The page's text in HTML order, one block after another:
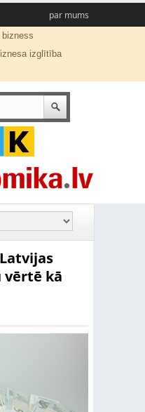
par mums
bizness
izglītība
vērtē kā